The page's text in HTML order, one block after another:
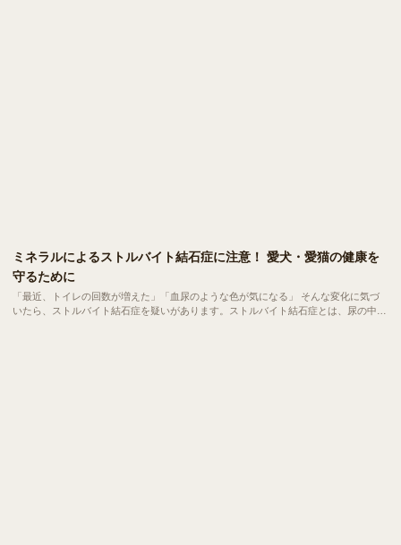
ミネラルによるストルバイト結石症に注意！ 愛犬・愛猫の健康を
守るために
「最近、トイレの回数が増えた」「血尿のような色が気になる」 そんな変化に気づ
いたら、ストルバイト結石症を疑いがあります。ストルバイト結石症とは、尿の中に